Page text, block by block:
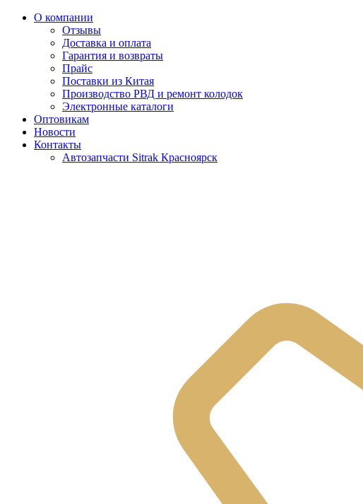
О компании
Отзывы
Доставка и оплата
Гарантия и возвраты
Прайс
Поставки из Китая
Производство РВД и ремонт колодок
Электронные каталоги
Оптовикам
Новости
Контакты
Автозапчасти Sitrak Красноярск